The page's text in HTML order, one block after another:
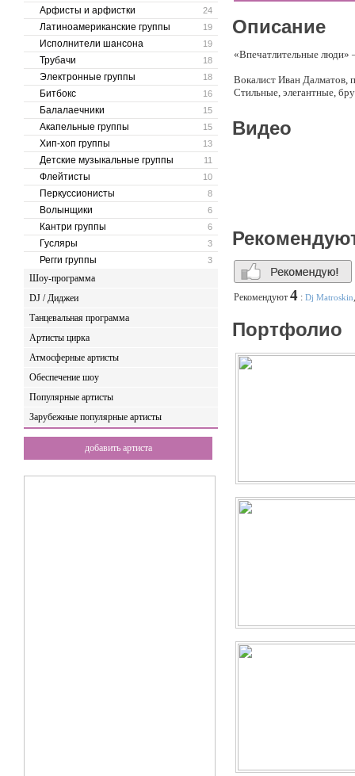
24
Арфисты и арфистки
19
Латиноамериканские группы
19
Исполнители шансона
18
Трубачи
18
Электронные группы
16
Битбокс
15
Балалаечники
15
Акапельные группы
13
Хип-хоп группы
11
Детские музыкальные группы
10
Флейтисты
8
Перкуссионисты
6
Волынщики
6
Кантри группы
3
Гусляры
3
Регги группы
Шоу-программа
DJ / Диджеи
Танцевальная программа
Артисты цирка
Атмосферные артисты
Обеспечение шоу
Популярные артисты
Зарубежные популярные артисты
добавить артиста
Описание
«Впечатлительные люди»
Вокалист Иван Далматов,
Стильные, элегантные,
Видео
Рекомендуют 4 : Dj Matroskin
Портфолио